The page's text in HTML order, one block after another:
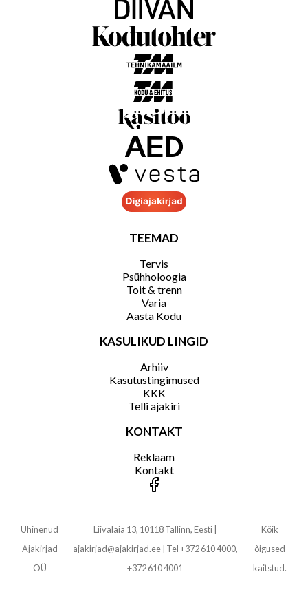
TEEMAD
Tervis
Psühholoogia
Toit & trenn
Varia
Aasta Kodu
KASULIKUD LINGID
Arhiiv
Kasutustingimused
KKK
Telli ajakiri
KONTAKT
Reklaam
Kontakt
Ühinenud
Ajakirjad
OÜ
Liivalaia 13, 10118 Tallinn, Eesti
ajakirjad@ajakirjad.ee| Tel +372 610 4000,
+372 610 4001
Kõik
õigused
kaitstud.